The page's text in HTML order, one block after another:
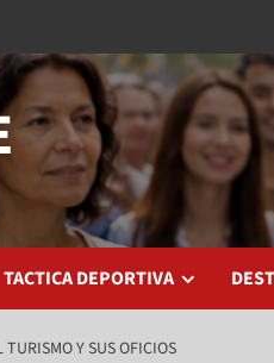
TACTICA DEPORTIVA
Y SUS OFICIOS